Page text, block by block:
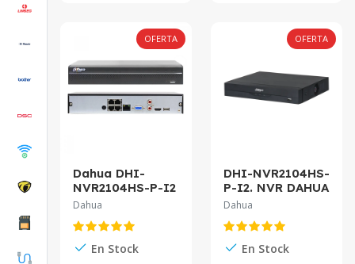
OFERTA
Dahua DHI-
NVR2104HS-P-I2
NVR 4ch 4 POE
artificial
WizSense
Dahua
En Stock
OFERTA
DHI-NVR2104HS-
P-I2. NVR DAHUA
4CH. 4 PUERTOS
INTELIGENCIA
ARTIFICIAL (AI)
Dahua
En Stock